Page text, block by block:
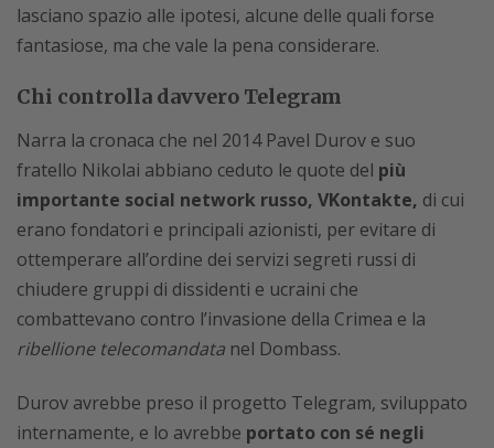
lasciano spazio alle ipotesi, alcune delle quali forse
fantasiose, ma che vale la pena considerare.
Chi controlla davvero Telegram
Narra la cronaca che nel 2014 Pavel Durov e suo
fratello Nikolai abbiano ceduto le quote del più
importante social network russo, VKontakte, di cui
erano fondatori e principali azionisti, per evitare di
ottemperare all’ordine dei servizi segreti russi di
chiudere gruppi di dissidenti e ucraini che
combattevano contro l’invasione della Crimea e la
ribellione telecomandata nel Dombass.
Durov avrebbe preso il progetto Telegram, sviluppato
internamente, e lo avrebbe portato con sé negli